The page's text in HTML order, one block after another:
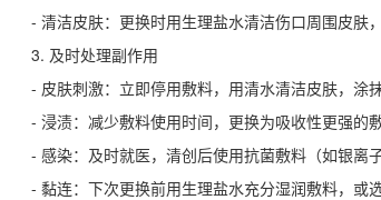
- 清洁皮肤：更换时用生理盐水清洁伤口周围皮肤
3. 及时处理副作用
- 皮肤刺激：立即停用敷料，用清水清洁皮肤，涂
- 浸渍：减少敷料使用时间，更换为吸收性更强的
- 感染：及时就医，清创后使用抗菌敷料（如银离
- 黏连：下次更换前用生理盐水充分湿润敷料，或